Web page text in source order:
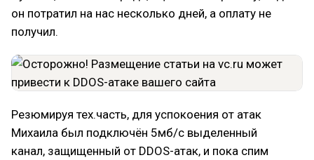
он потратил на нас несколько дней, а оплату не
получил.
Резюмируя тех.часть, для успокоения от атак
Михаила был подключён 5мб/с выделенный
канал, защищенный от DDOS-атак, и пока спим